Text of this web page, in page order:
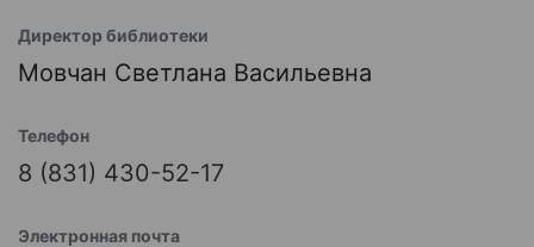
Директор библиотеки
Мовчан Светлана Васильевна
Телефон
8 (831) 430-52-17
Электронная почта